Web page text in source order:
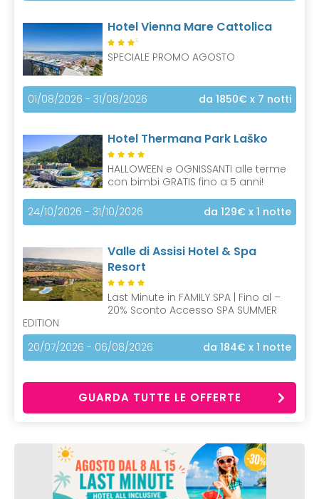
Hotel Vienna Mare Cattolica
S
SPECIALE PROMO AGOSTO
01/08/2026 - 31/08/2026 da 1850€ x 7 notti
Hotel Thermana Park Laško
HALLOWEEN e OGNISSANTI alle terme
con bimbi GRATIS fino a 5 anni!
24/10/2026 - 31/10/2026 da 129€ x 1 notte
Valle di Assisi Hotel & Spa
Resort
Last Minute in FAMILY SPA | Fino al –
20% Sconto Accesso SPA SUMMER
EDITION
20/07/2026 - 06/08/2026
da 184€ x 1 notte
GUARDA TUTTE LE OFFERTE